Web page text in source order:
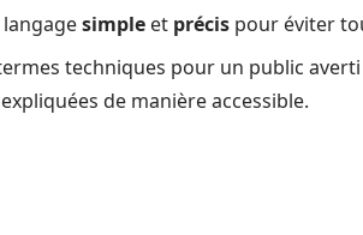
langagesimple et précis pour éviter
techniques pour un public
de manière accessible.